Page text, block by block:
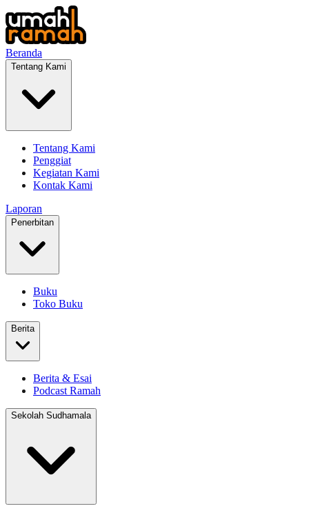
Beranda
Tentang Kami
Tentang Kami
Penggiat
Kegiatan Kami
Kontak Kami
Laporan
Penerbitan
Buku
Toko Buku
Berita
Berita & Esai
Podcast Ramah
Sekolah Sudhamala